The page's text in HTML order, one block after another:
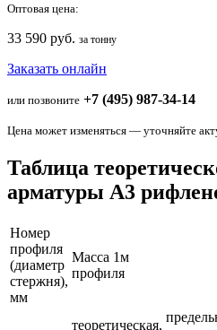
Оптовая цена:
33 590 руб. за тонну
Заказать онлайн
или позвоните +7 (495) 987-34-14
Цена может изменяться — уточняйте
Таблица
арматуры А3
Номер
профиля
(диаметр
стержня),
мм
Масса 1м
профиля
теоретическая,